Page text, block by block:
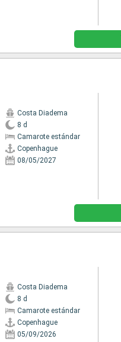
Costa Diadema
8 d
Camarote estándar
Copenhague
08/05/2027
Costa Diadema
8 d
Camarote estándar
Copenhague
05/09/2026